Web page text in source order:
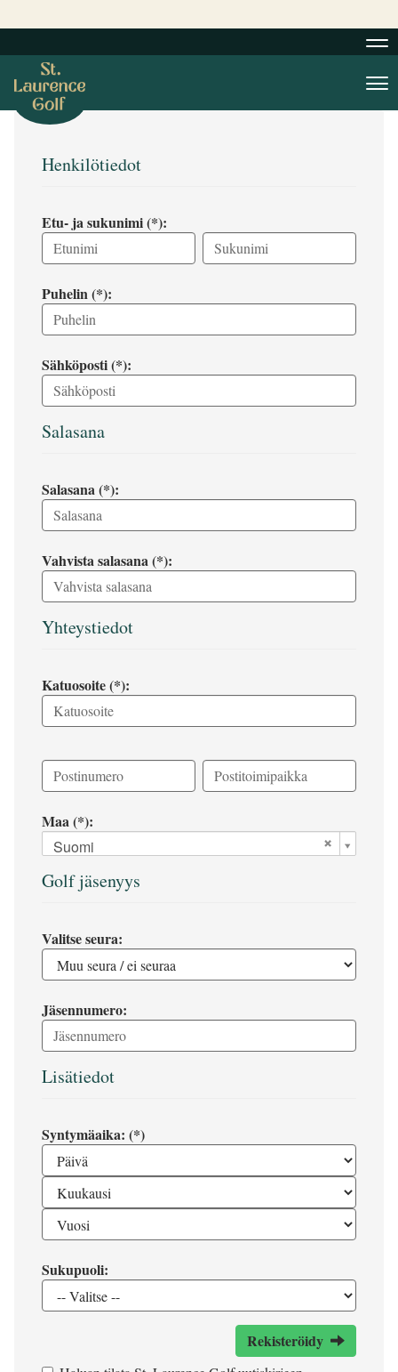
Henkilötiedot
Etu- ja sukunimi (*):
Puhelin (*):
Sähköposti (*):
Salasana
Salasana (*):
Vahvista salasana (*):
Yhteystiedot
Katuosoite (*):
Maa (*):
Suomi
Golf jäsenyys
Valitse seura:
Jäsennumero:
Lisätiedot
Syntymäaika: (*)
Sukupuoli:
Rekisteröidy